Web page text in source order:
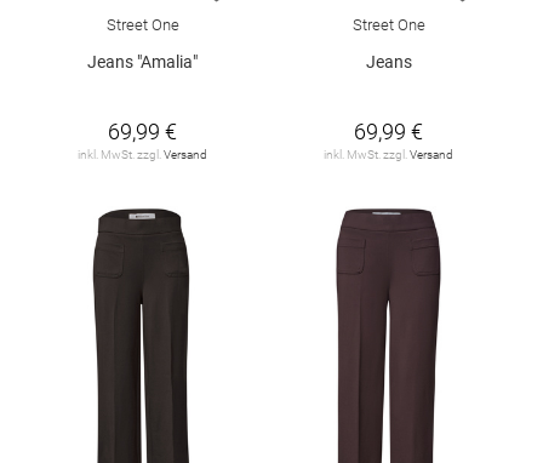
Street One
Jeans "Amalia"
69,99 €
inkl. MwSt. zzgl. Versand
Street One
Jeans
69,99 €
inkl. MwSt. zzgl. Versand